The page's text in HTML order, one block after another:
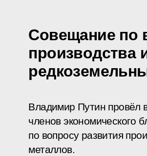
Совещание по
производства
Владимир Путин провёл
членов экономического
по вопросу развития
металлов.